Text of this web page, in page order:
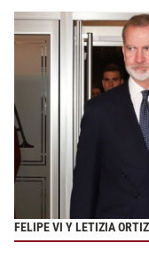
FELIPE VI Y LETIZIA ORTIZ